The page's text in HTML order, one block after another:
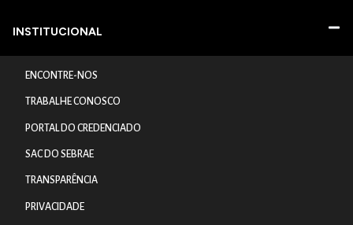
INSTITUCIONAL
ENCONTRE-NOS
TRABALHE CONOSCO
PORTAL DO CREDENCIADO
SAC DO SEBRAE
TRANSPARÊNCIA
PRIVACIDADE